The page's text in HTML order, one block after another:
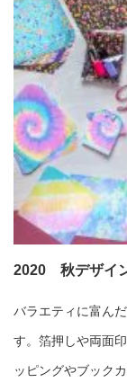
2020 秋デザイ
バラエティに富ん
す。箔押しや両面
ッピングやブック